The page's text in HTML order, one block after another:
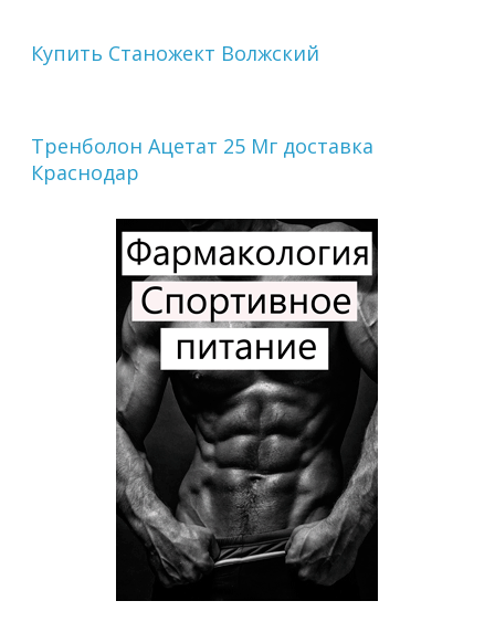
Купить Станожект Волжский
Тренболон Ацетат 25 Мг доставка
Краснодар